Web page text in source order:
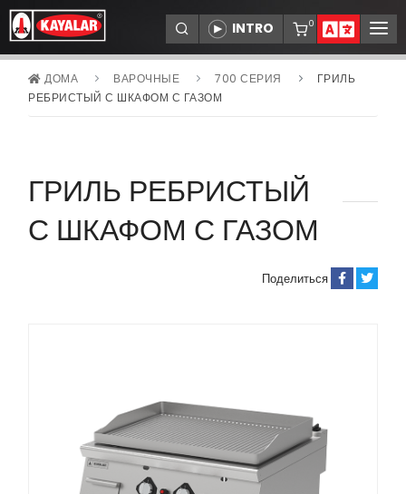
0
КОРПОРАТИВНЫЙ
СЕРВИСЫ
НОВОСТИ
ДОМА ВАРОЧНЫЕ 700 СЕРИЯ
ГРИЛЬ
РЕБРИСТЫЙ С ШКАФОМ С ГАЗОМ
ГРИЛЬ РЕБРИСТЫЙ
С ШКАФОМ С ГАЗОМ
Поделиться